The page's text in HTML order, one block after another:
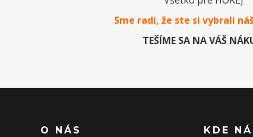
Sme radi, že ste si vybrali
TEŠÍME SA NA VÁŠ
O NÁS KDE